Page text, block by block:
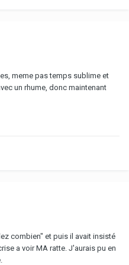
meme pas temps sublime et
un rhume, donc maintenant
combien" et puis il avait insisté
a voir MA ratte. J'aurais pu en